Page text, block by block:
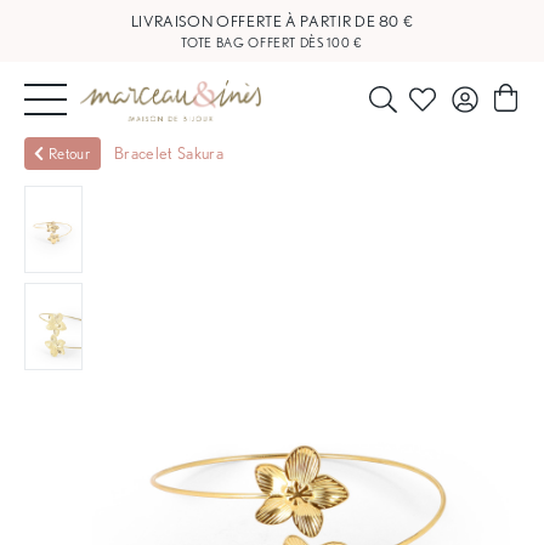
LIVRAISON OFFERTE À PARTIR DE 80 €
TOTE BAG OFFERT DÈS 100 €
NOUVEAUTÉS
OUTLET
BLOG
Retour Bracelet Sakura